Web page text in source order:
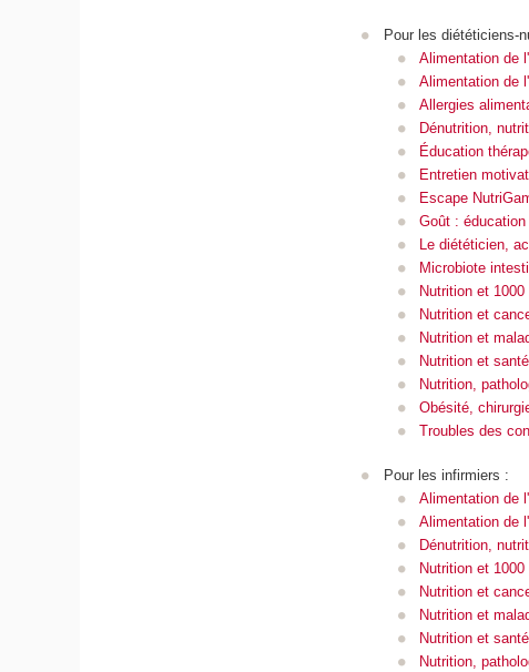
Pour les diététiciens-
Alimentation de
Alimentation de
Allergies
Dénutrition,
Éducation
Entretien
Escape
Goût :
Le diététicien,
Microbiote
Nutrition et
Nutrition et
Nutrition et
Nutrition et
Nutrition,
Obésité,
Troubles des
Pour les infirmiers :
Alimentation de
Alimentation de
Dénutrition,
Nutrition et
Nutrition et
Nutrition et
Nutrition et
Nutrition,